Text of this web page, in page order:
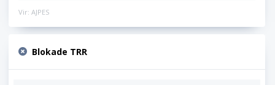
Vir: AJPES
Blokade TRR